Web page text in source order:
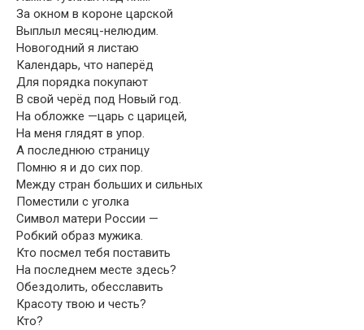
За окном в короне царской
Выплыл месяц-нелюдим.
Новогодний я листаю
Календарь, что наперёд
Для порядка покупают
В свой черёд под Новый год.
На обложке —царь с царицей,
На меня глядят в упор.
А последнюю страницу
Помню я и до сих пор.
Между стран больших и сильных
Поместили с уголка
Символ матери России —
Робкий образ мужика.
Кто посмел тебя поставить
На последнем месте здесь?
Обездолить, обесславить
Красоту твою и честь?
Кто?